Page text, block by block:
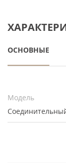
ОСНОВНЫЕ
Модель